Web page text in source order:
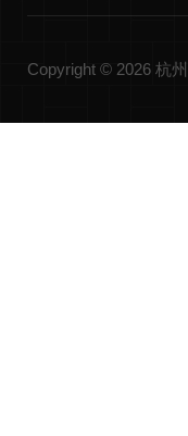
Copyright © 2026 杭